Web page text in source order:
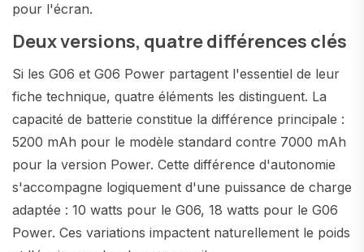
pour l'écran.
Deux versions, quatre différences clés
Si les G06 et G06 Power partagent l'essentiel de leur
fiche technique, quatre éléments les distinguent. La
capacité de batterie constitue la différence principale :
5200 mAh pour le modèle standard contre 7000 mAh
pour la version Power. Cette différence d'autonomie
s'accompagne logiquement d'une puissance de charge
adaptée : 10 watts pour le G06, 18 watts pour le G06
Power. Ces variations impactent naturellement le poids